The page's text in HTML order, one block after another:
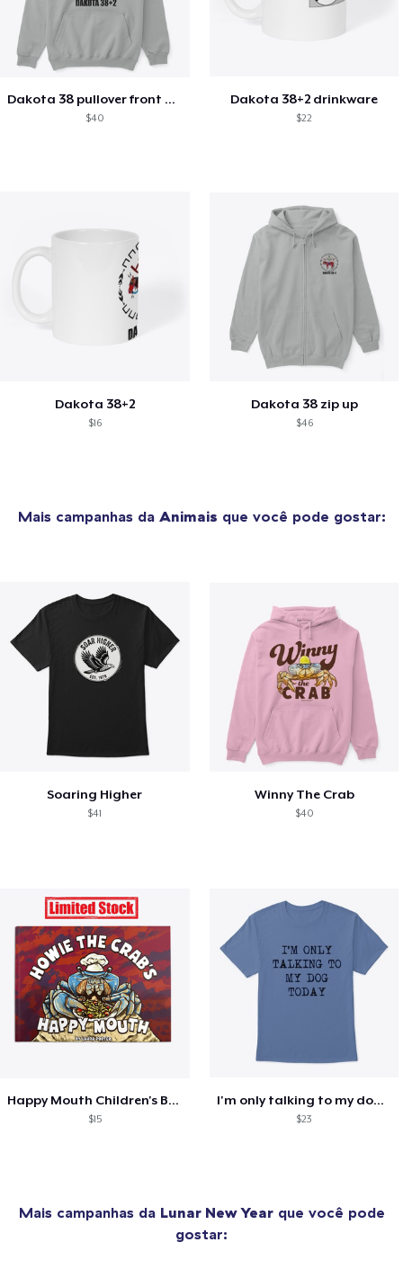
Dakota 38 pullover front design
$40
Dakota 38+2 drinkware
$22
Dakota 38+2
$16
Dakota 38 zip up
$46
Mais campanhas da Animais que você pode gostar:
Soaring Higher
$41
Winny The Crab
$40
Happy Mouth Children's Book
$15
I'm only talking to my dog today
$23
Mais campanhas da Lunar New Yearque você pode
gostar: